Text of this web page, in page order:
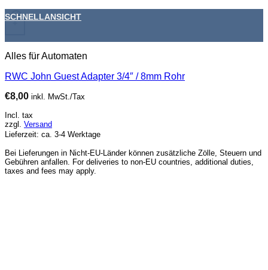
+
SCHNELLANSICHT
Alles für Automaten
RWC John Guest Adapter 3/4″ / 8mm Rohr
€8,00 inkl. MwSt./Tax
Incl. tax
zzgl. Versand
Lieferzeit: ca. 3-4 Werktage
Bei Lieferungen in Nicht-EU-Länder können zusätzliche Zölle, Steuern und
Gebühren anfallen. For deliveries to non-EU countries, additional duties,
taxes and fees may apply.